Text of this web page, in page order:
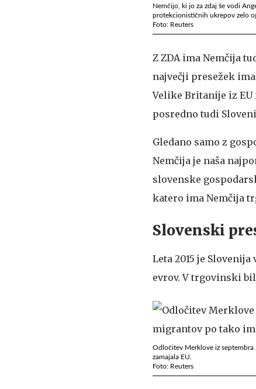
Nemčijo, ki jo za zdaj še vodi
protekcionističnih ukrepov zelo
Foto: Reuters
Z ZDA ima Nemčija
največji presežek
Velike Britanije iz
posredno tudi
Gledano samo z
Nemčija je naša
slovenske
katero ima Nemčija
Slovenski
Leta 2015 je
evrov. V trgovinski
Odločitev Merklove iz
zamajala EU.
Foto: Reuters